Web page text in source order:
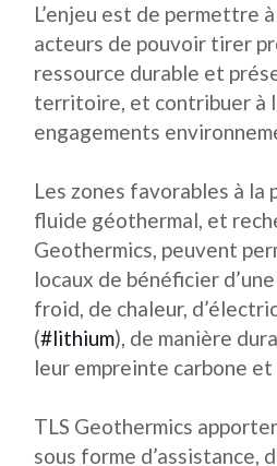
L’enjeu est de permettre
acteurs de pouvoir tirer
ressource durable et
territoire, et contribuer à
engagements
Les zones favorables à la
fluide géothermal, et
Geothermics, peuvent
locaux de bénéficier
froid, de chaleur,
(#lithium), de manière
leur empreinte carbone
TLS Geothermics
sous forme d’assistance,